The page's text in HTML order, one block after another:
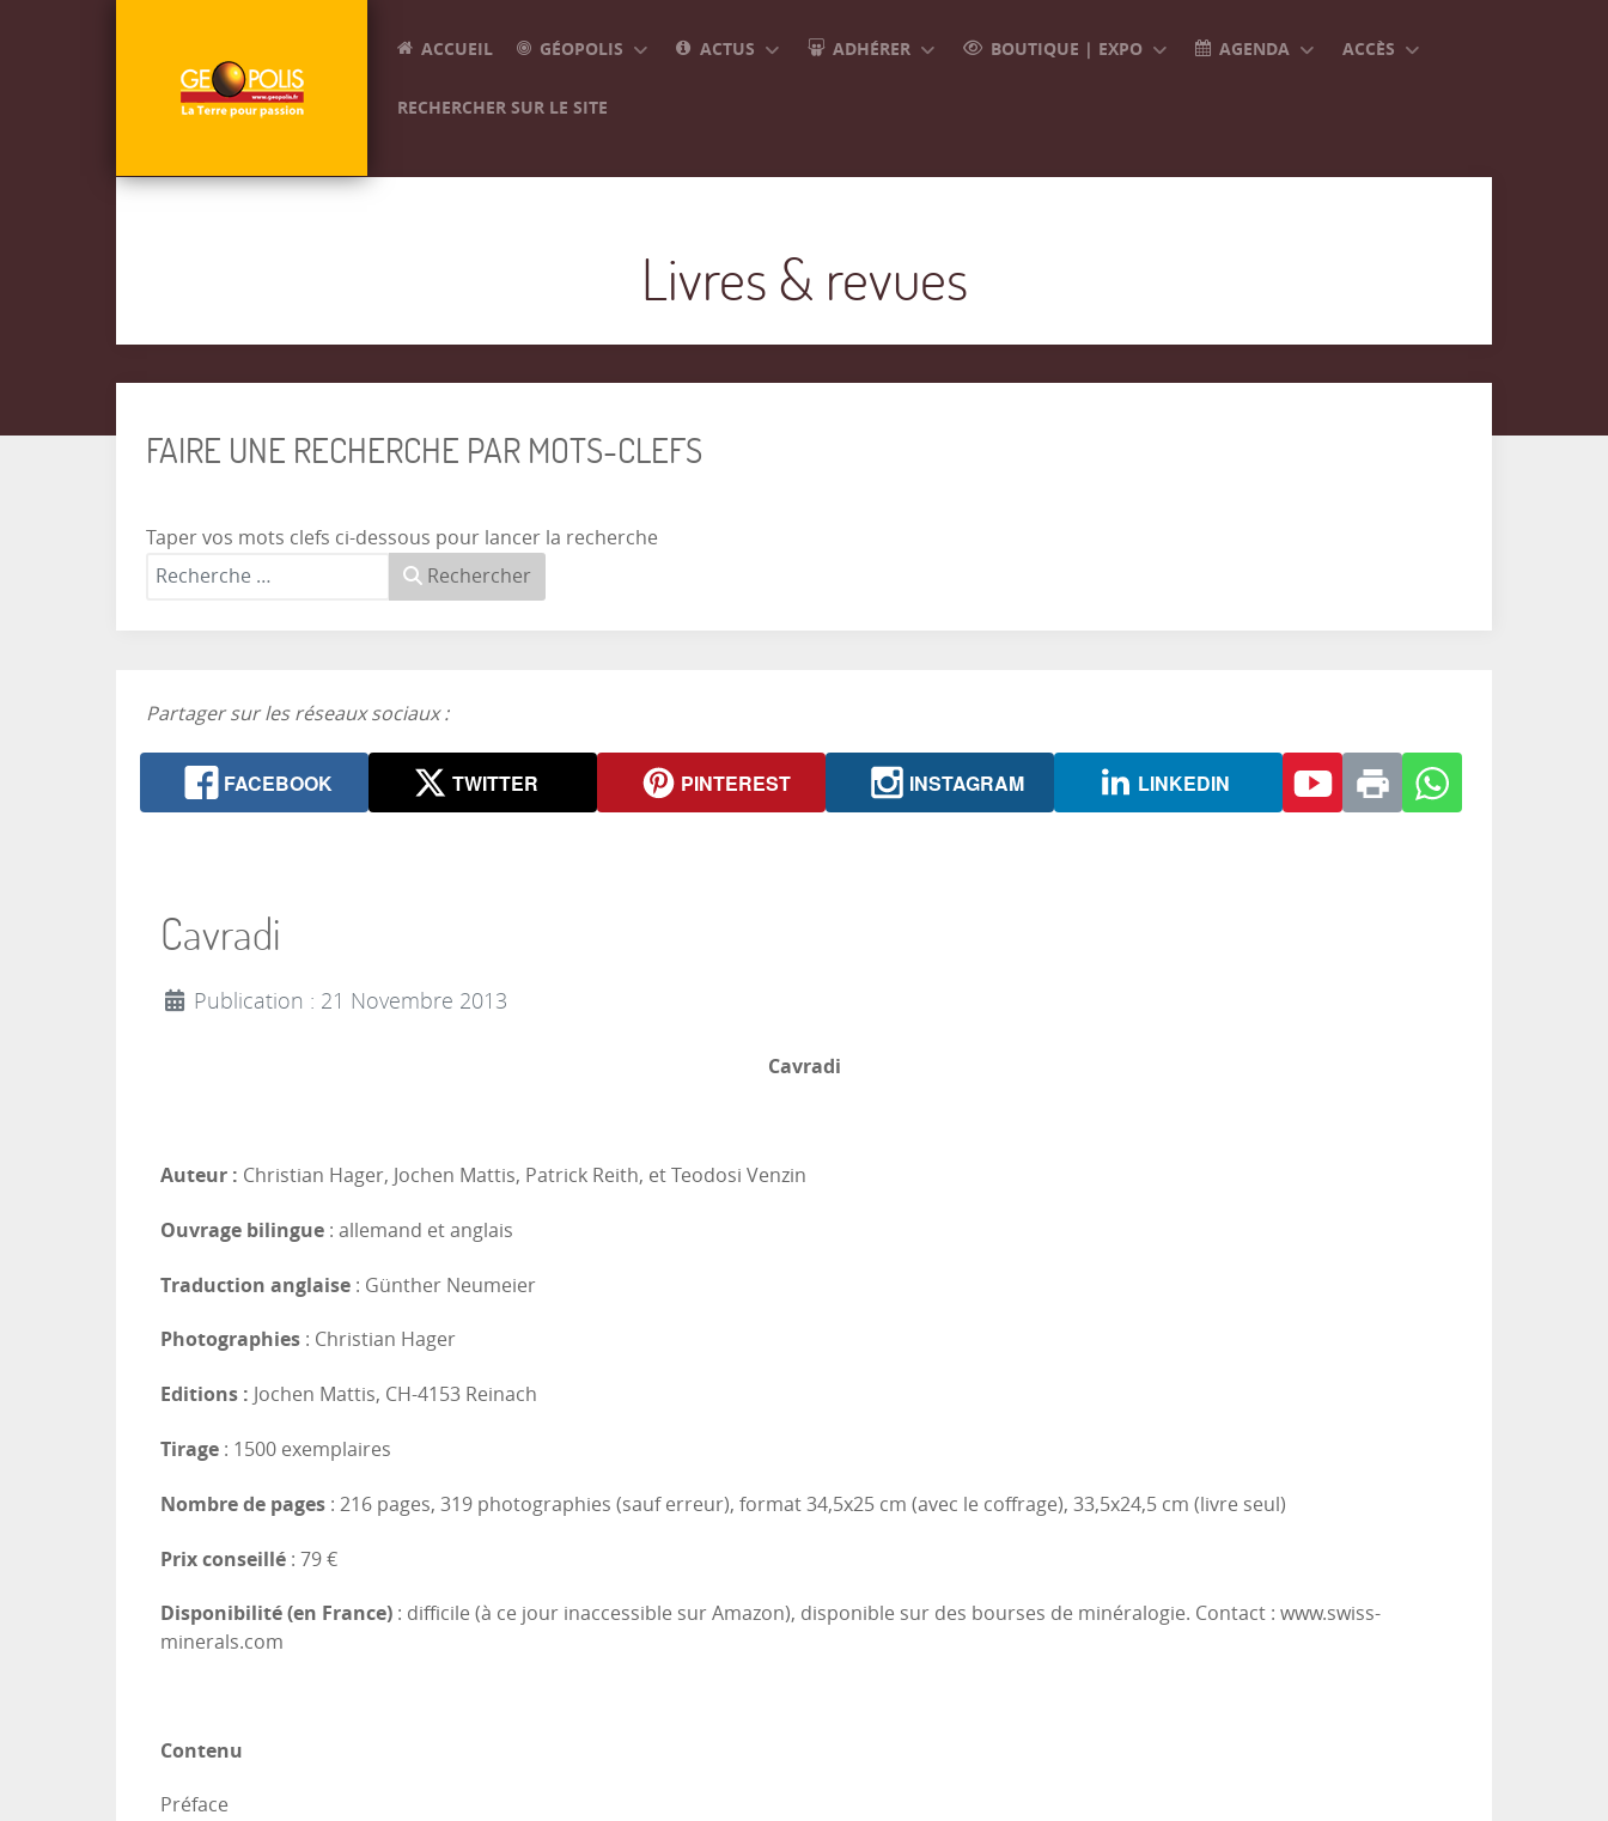
ACCUEIL GÉOPOLIS ACTUS ADHÉRER BOUTIQUE | EXPO AGENDA ACCÈS
RECHERCHER SUR LE SITE
Livres & revues
FAIRE UNE RECHERCHE PAR MOTS-CLEFS
Taper vos mots clefs ci-dessous pour lancer la recherche
Rechercher
Partager sur les réseaux sociaux :
FACEBOOK TWITTER PINTEREST INSTAGRAM LINKEDIN
Cavradi
Publication : 21 Novembre 2013
Cavradi
Auteur : Christian Hager, Jochen Mattis, Patrick Reith, et Teodosi Venzin
Ouvrage bilingue : allemand et anglais
Traduction anglaise : Günther Neumeier
Photographies : Christian Hager
Editions : Jochen Mattis, CH-4153 Reinach
Tirage : 1500 exemplaires
Nombre de pages : 216 pages, 319 photographies (sauf erreur), format 34,5x25 cm (avec le coffrage), 33,5x24,5 cm (livre seul)
Prix conseillé : 79 €
Disponibilité (en France) : difficile (à ce jour inaccessible sur Amazon), disponible sur des bourses de minéralogie. Contact : www.swiss-
minerals.com
Contenu
Préface